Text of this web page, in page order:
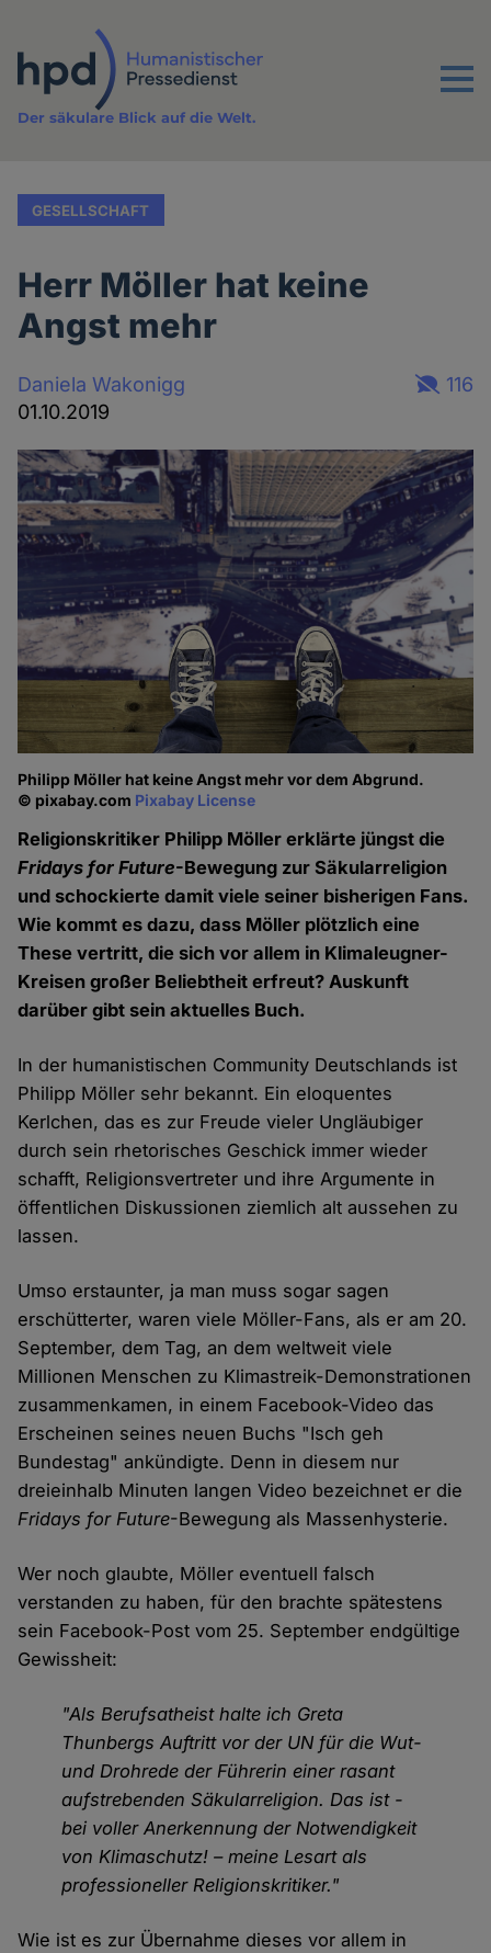
Inhalt
Menu
Der säkulare Blick auf die Welt.
GESELLSCHAFT
Herr Möller hat keine
Angst mehr
Daniela Wakonigg
01.10.2019
116
Philipp Möller hat keine Angst mehr vor dem Abgrund.
© pixabay.com Pixabay License
Religionskritiker Philipp Möller erklärte jüngst die
Fridays for Future-Bewegung zur Säkularreligion
und schockierte damit viele seiner bisherigen Fans.
Wie kommt es dazu, dass Möller plötzlich eine
These vertritt, die sich vor allem in Klimaleugner-
Kreisen großer Beliebtheit erfreut? Auskunft
darüber gibt sein aktuelles Buch.
In der humanistischen Community Deutschlands ist
Philipp Möller sehr bekannt. Ein eloquentes
Kerlchen, das es zur Freude vieler Ungläubiger
durch sein rhetorisches Geschick immer wieder
schafft, Religionsvertreter und ihre Argumente in
öffentlichen Diskussionen ziemlich alt aussehen zu
lassen.
Umso erstaunter, ja man muss sogar sagen
erschütterter, waren viele Möller-Fans, als er am 20.
September, dem Tag, an dem weltweit viele
Millionen Menschen zu Klimastreik-Demonstrationen
zusammenkamen, in einem Facebook-Video das
Erscheinen seines neuen Buchs "Isch geh
Bundestag" ankündigte. Denn in diesem nur
dreieinhalb Minuten langen Video bezeichnet er die
Fridays for Future-Bewegung als Massenhysterie.
Wer noch glaubte, Möller eventuell falsch
verstanden zu haben, für den brachte spätestens
sein Facebook-Post vom 25. September endgültige
Gewissheit:
"Als Berufsatheist halte ich Greta
Thunbergs Auftritt vor der UN für die Wut-
und Drohrede der Führerin einer rasant
aufstrebenden Säkularreligion. Das ist -
bei voller Anerkennung der Notwendigkeit
von Klimaschutz! – meine Lesart als
professioneller Religionskritiker."
Wie ist es zur Übernahme dieses vor allem in